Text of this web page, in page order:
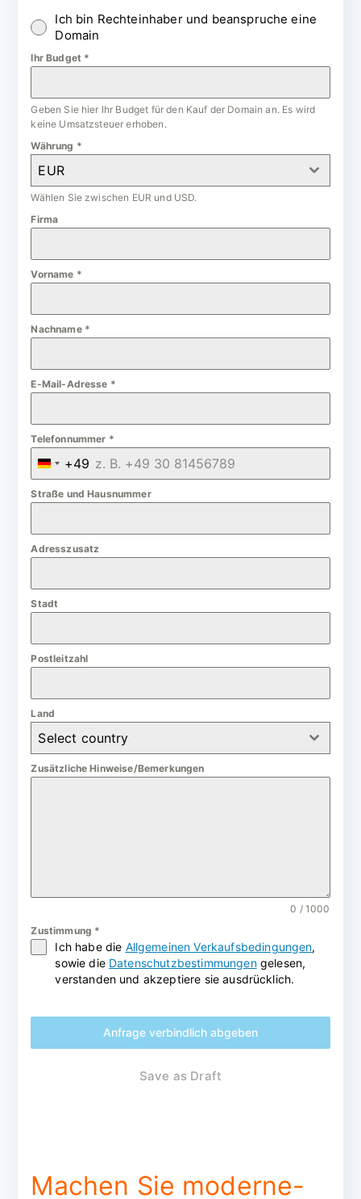
Ich bin Rechteinhaber und beanspruche eine
Domain
Ihr Budget *
Geben Sie hier Ihr Budget für den Kauf der Domain an. Es wird
keine Umsatzsteuer erhoben.
Währung *
EUR
Wählen Sie zwischen EUR und USD.
Firma
Vorname *
Nachname *
E-Mail-Adresse *
Telefonnummer *
G
e
m
a
y
+49
Straße und Hausnummer
Adresszusatz
Stadt
Postleitzahl
Land
Select country
Zusätzliche Hinweise/Bemerkungen
0 / 1000
Zustimmung *
Ich habe die Allgemeinen Verkaufsbedingungen,
sowie die Datenschutzbestimmungengelesen,
verstanden und akzeptiere sie ausdrücklich.
Anfrage verbindlich abgeben
Save as Draft
Machen Sie moderne-